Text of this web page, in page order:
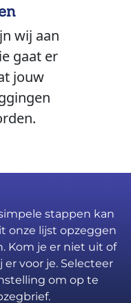
wij aan
gaat er
jouw
stappen kan
onze lijst opzeggen
Kom je er niet uit of
voor je. Selecteer
om op te